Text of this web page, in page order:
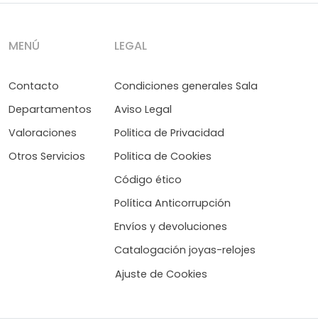
MENÚ
Contacto
Departamentos
Valoraciones
Otros Servicios
LEGAL
Condiciones generales Sala
Aviso Legal
Politica de Privacidad
Politica de Cookies
Código ético
Política Anticorrupción
Envíos y devoluciones
Catalogación joyas-relojes
Ajuste de Cookies